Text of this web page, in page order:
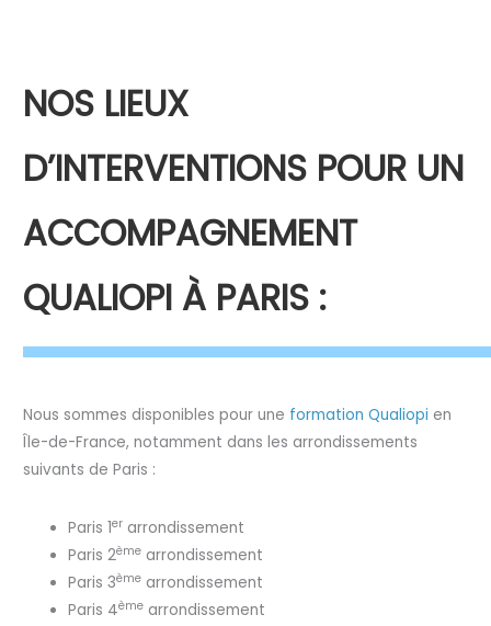
NOS LIEUX
D’INTERVENTIONS POUR UN
ACCOMPAGNEMENT
QUALIOPI À PARIS :
Nous sommes disponibles pour une formation Qualiopi en
Île-de-France, notamment dans les arrondissements
suivants de Paris :
Paris 1er arrondissement
Paris 2ème arrondissement
Paris 3ème arrondissement
Paris 4ème arrondissement